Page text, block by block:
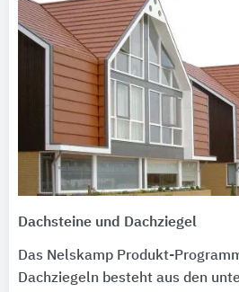
Dachsteine und Dachziegel
Das Nelskamp Produkt-
Dachziegeln besteht aus den